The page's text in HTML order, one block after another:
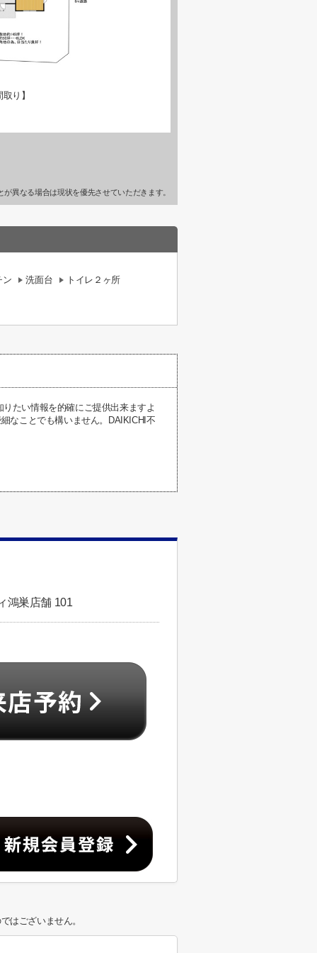
り】
異なる場合は現状を優先させていただきます。
ン 洗面台 トイレ２ヶ所
たい情報を的確にご提供出来ますよ
なことでも構いません。DAIKICHI不
鴻巣店舗 101
はございません。